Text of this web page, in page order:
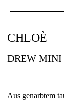
CHLOÈ
DREW MINI
Aus genarbtem